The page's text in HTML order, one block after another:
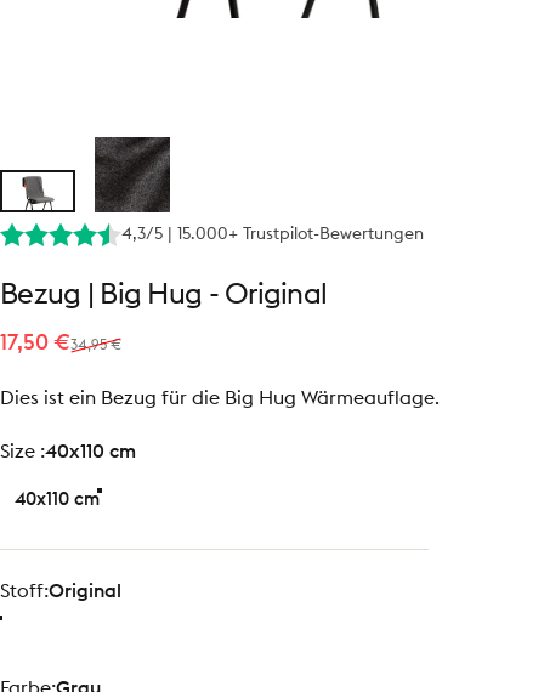
4,3/5 | 15.000+ Trustpilot-Bewertungen
Bezug Big Hug - Original
Verkaufspreis
17,50 €
Normaler Preis
34,95 €
Dies ist ein Bezug für die Big Hug Wärmeauflage.
size
Size :40x110 cm
40x110 cm
Stoff
Stoff:Original
Farbe